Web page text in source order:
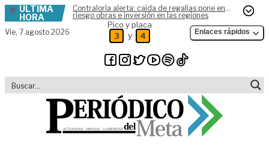
Skip to content
ÚLTIMA
HORA
Contraloría alerta: caída de regalías pone en
riesgo obras e inversión en las regiones
Vie, 7 agosto 2026
Pico y placa
3 y 4 Enlaces rápidos